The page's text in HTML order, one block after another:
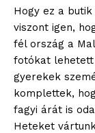
Hogy ez a
viszont igen,
fél ország a
fotókat lehetett
gyerekek
komplettek,
fagyi árát is
Heteket